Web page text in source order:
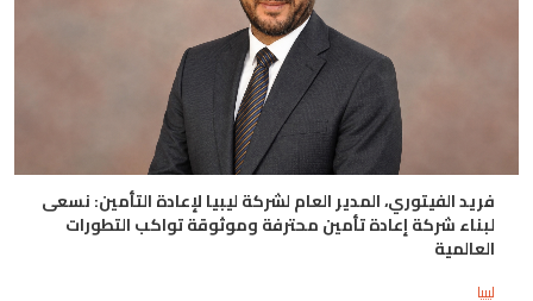
فريد الفيتوري، المدير العام لشركة ليبيا لإعادة التأمين: نسعى
لبناء شركة إعادة تأمين محترفة وموثوقة تواكب التطورات
العالمية
ليبيا